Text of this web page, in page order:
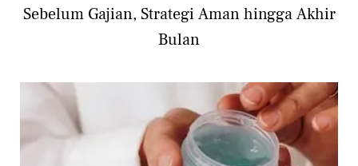
Sebelum Gajian, Strategi Aman hingga Akhir
Bulan